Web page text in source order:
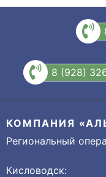
8 (928)
КОМПАНИЯ
Региональный
Кисловодск: